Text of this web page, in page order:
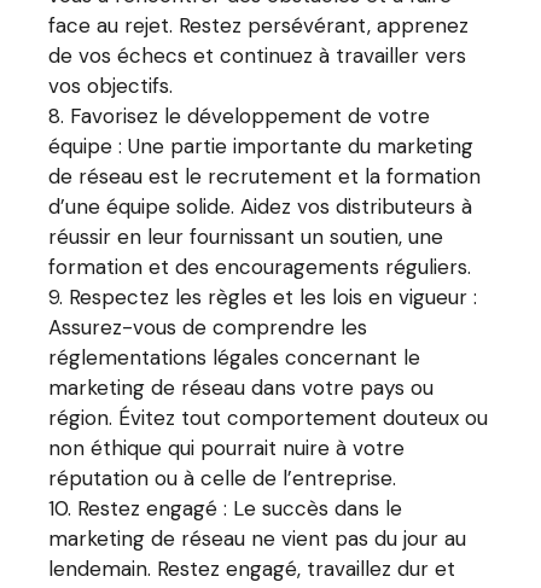
face au rejet. Restez persévérant, apprenez
de vos échecs et continuez à travailler vers
vos objectifs.
Favorisez le développement de votre
équipe : Une partie importante du marketing
de réseau est le recrutement et la formation
d’une équipe solide. Aidez vos distributeurs à
réussir en leur fournissant un soutien, une
formation et des encouragements réguliers.
Respectez les règles et les lois en vigueur :
Assurez-vous de comprendre les
réglementations légales concernant le
marketing de réseau dans votre pays ou
région. Évitez tout comportement douteux ou
non éthique qui pourrait nuire à votre
réputation ou à celle de l’entreprise.
Restez engagé : Le succès dans le
marketing de réseau ne vient pas du jour au
lendemain. Restez engagé, travaillez dur et